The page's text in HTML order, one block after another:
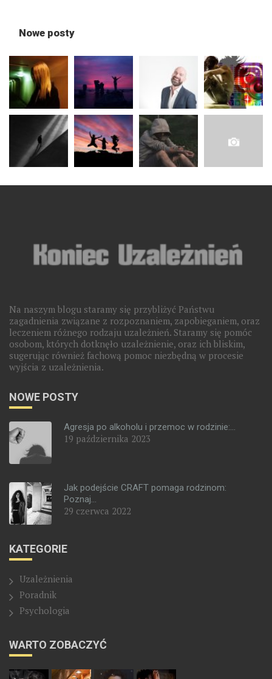
Nowe posty
Na naszym blogu staramy się przybliżyć Państwu
zagadnienia związane z rozpoznaniem, zapobieganiem, oraz
leczeniem różnego rodzaju uzależnień. Staramy się pomóc
osobom, których dotknęło uzależnienie, oraz ich bliskim,
sugerując również fachową pomoc niezbędną w procesie
wyjścia z uzależnienia.
NOWE POSTY
Agresja po alkoholu i przemoc w rodzinie:...
19 października 2023
Jak podejście CRAFT pomaga rodzinom:
Poznaj...
29 czerwca 2022
KATEGORIE
Uzależnienia
Poradnik
Psychologia
WARTO ZOBACZYĆ